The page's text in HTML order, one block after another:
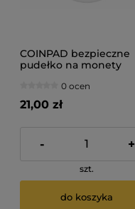
COINPAD bezpieczne
pudełko na monety
0 ocen
21,00 zł
- +
szt.
do koszyka